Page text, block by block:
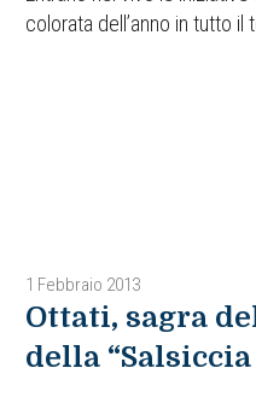
colorata dell’anno in tutto il
1 Febbraio 2013
Ottati, sagra
della “Salsiccia